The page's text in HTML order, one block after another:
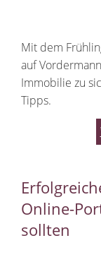
Mit dem
auf
Immobilie zu
Tipps.
Online-
sollten